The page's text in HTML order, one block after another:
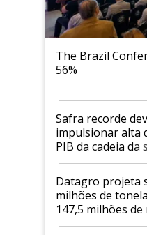
The Brazil
56%
Safra recorde
impulsionar alta
PIB da cadeia da
biodiesel em
Datagro projeta
milhões de
147,5 milhões de
2026/27